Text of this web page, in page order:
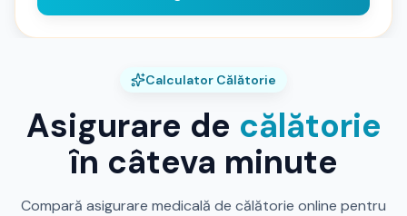
Calculator Călătorie
Asigurare de călătorie
în câteva minute
Compară asigurare medicală de călătorie online pentru